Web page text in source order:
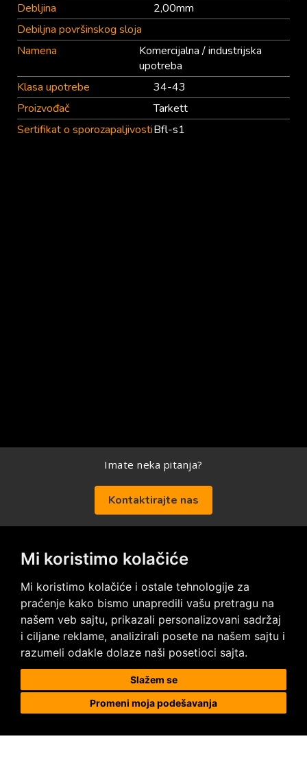
Mi koristimo kolačiće
Mi koristimo kolačiće i ostale tehnologije za
praćenje kako bismo unapredili vašu pretragu na
našem veb sajtu, prikazali personalizovani sadržaj
i ciljane reklame, analizirali posete na našem sajtu i
razumeli odakle dolaze naši posetioci sajta.
Slažem se
Promeni moja podešavanja
Debljina
2,00mm
Debiljna površinskog sloja
Namena
Komercijalna / industrijska
upotreba
Klasa upotrebe
34-43
Proizvođač
Tarkett
Sertifikat o sporozapaljivostiBfl-s1
Imate neka pitanja?
Kontaktirajte nas
Posetite nas na društvenim mrežama
Prodaja i ugradnja podnih obloga
Megapod d.o.o.